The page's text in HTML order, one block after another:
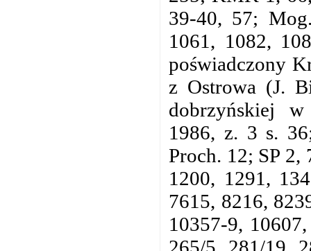
39-40, 57;
1061, 1082,
poświadczony
z Ostrowa (J.
dobrzyńskiej
1986, z. 3 s.
Proch. 12; SP 2,
1200, 1291,
7615, 8216,
10357-9,